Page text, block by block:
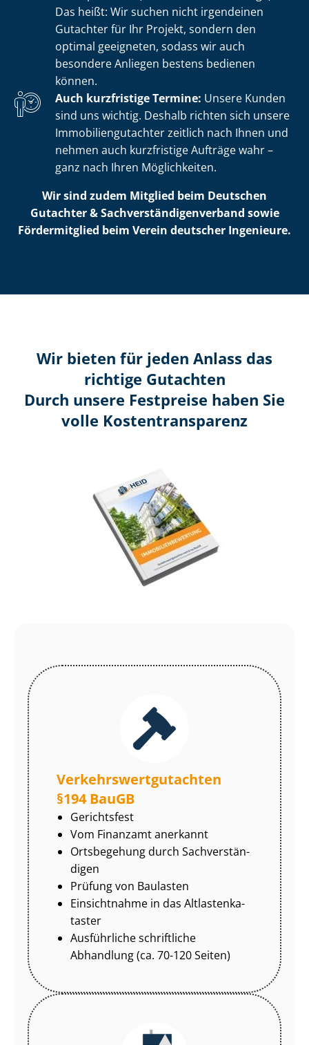
Das heißt: Wir suchen nicht irgendeinen
Gutachter für Ihr Projekt, sondern den
optimal geeigneten, sodass wir auch
besondere Anliegen bestens bedienen
können.
Auch kurzfristige Termine: Unsere Kunden
sind uns wichtig. Deshalb richten sich unsere
Im­mo­bi­li­en­gut­ach­ter zeitlich nach Ihnen und
nehmen auch kurzfristige Aufträge wahr –
ganz nach Ihren Möglichkeiten.
Wir sind zudem Mitglied beim Deutschen
Gutachter & Sach­ver­stän­di­gen­ver­band sowie
Fördermitglied beim Verein deutscher Ingenieure.
Wir bieten für jeden Anlass das
richtige Gutachten
Durch unsere Festpreise haben Sie
volle Kosten­transparenz
Ver­kehrs­wert­gut­ach­ten
§194 BauGB
Gerichtsfest
Vom Finanzamt anerkannt
Ortsbegehung durch Sach­ver­stän­
di­gen
Prüfung von Baulasten
Einsichtnahme in das Alt­las­ten­ka­
tas­ter
Ausführliche schriftliche
Abhandlung (ca. 70-120 Seiten)